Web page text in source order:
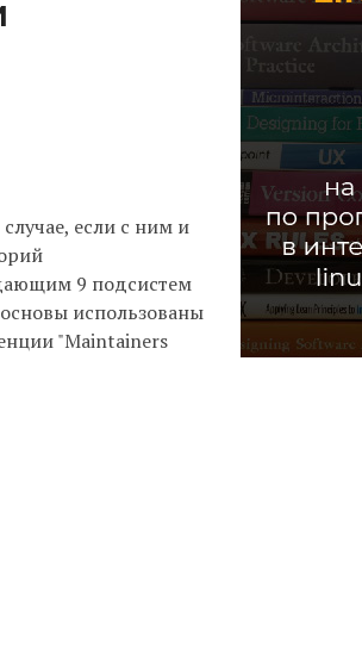
если с ним и
9 подсистем
использованы
"Maintainers